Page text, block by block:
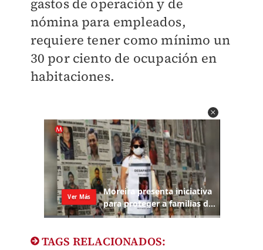
gastos de operación y de
nómina para empleados,
requiere tener como mínimo un
30 por ciento de ocupación en
habitaciones.
TAGS RELACIONADOS: